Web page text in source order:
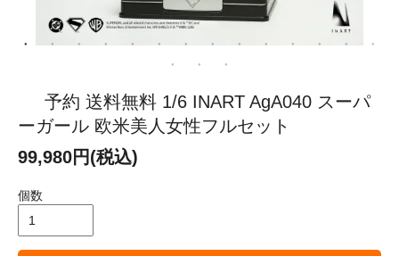
予約 送料無料 1/6 INART AgA040 スーパ
ーガール 欧米美人女性フルセット
99,980円(税込)
個数